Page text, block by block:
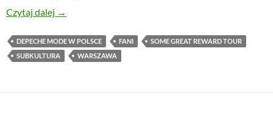
Czytaj dalej Warszawa 1985 – początek i koniec
→
DEPECHE MODE W POLSCE FANI
SOME GREAT REWARD TOUR
SUBKULTURA
WARSZAWA